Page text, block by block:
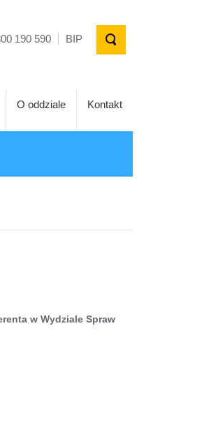
190 590 BIP
O oddziale Kontakt
w Wydziale Spraw